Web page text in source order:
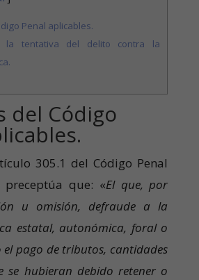
Penal aplicables.
la tentativa del delito contra la
del Código
305.1 del Código Penal
preceptúa que: «El que, por
u omisión, defraude a la
estatal, autonómica, foral o
el pago de tributos, cantidades
se hubieran debido retener o